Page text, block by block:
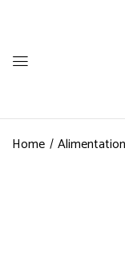
Home Alimentation